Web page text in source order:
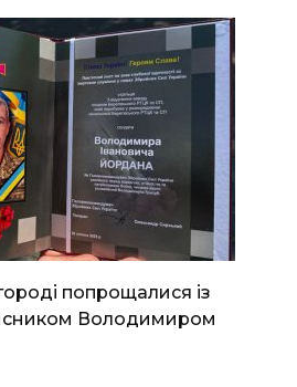
попрощалися із
Володимиром